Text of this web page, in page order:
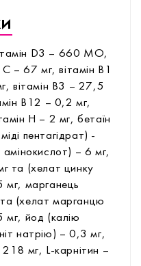
D3 – 660 МО,
– 67 мг, вітамін В1
вітамін В3 – 27,5
В12 – 0,2 мг,
Н – 2 мг, бетаїн
пентагідрат) -
амінокислот) – 6 мг,
та (хелат цинку
мг, марганець
(хелат марганцю
мг, йод (калію
натрію) – 0,3 мг,
218 мг, L-карнітин –